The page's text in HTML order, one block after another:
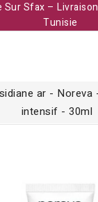
Sfax –
Tunisie​
ar -
intensif - 30ml